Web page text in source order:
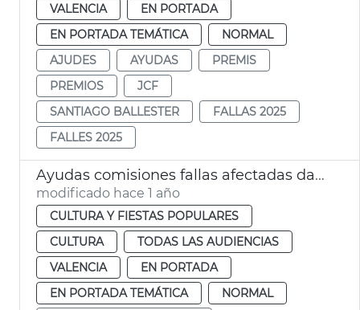
VALENCIA
EN PORTADA
EN PORTADA TEMÁTICA
NORMAL
AJUDES
AYUDAS
PREMIS
PREMIOS
JCF
SANTIAGO BALLESTER
FALLAS 2025
FALLES 2025
Ayudas comisiones fallas afectadas dana
modificado hace 1 año
CULTURA Y FIESTAS POPULARES
CULTURA
TODAS LAS AUDIENCIAS
VALENCIA
EN PORTADA
EN PORTADA TEMÁTICA
NORMAL